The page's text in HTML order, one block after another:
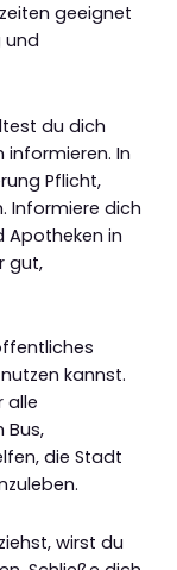
geeignet
und
du dich
In
Pflicht,
Informiere dich
Apotheken in
gut,
kannst.
alle
Bus,
die Stadt
wirst du